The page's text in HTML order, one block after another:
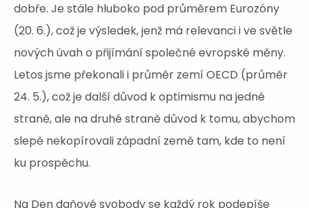
dobře. Je stále hluboko pod průměrem Eurozóny
(20. 6.), což je výsledek, jenž má relevanci i ve světle
nových úvah o přijímání společné evropské měny.
Letos jsme překonali i průměr zemí OECD (průměr
24. 5.), což je další důvod k optimismu na jedné
straně, ale na druhé straně důvod k tomu, abychom
slepě nekopírovali západní země tam, kde to není
ku prospěchu.
Na Den daňové svobody se každý rok podepíše